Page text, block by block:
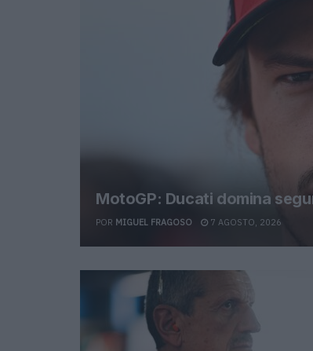
MotoGP: Ducati domina
POR MIGUEL FRAGOSO 7 AGOSTO, 2026